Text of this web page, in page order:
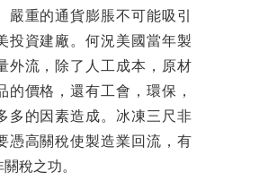
嚴重的通貨膨脹不可能吸引
投資建廠。何況美國當年製
外流，除了人工成本，原材
的價格，還有工會，環保，
多的因素造成。冰凍三尺非
憑高關稅使製造業回流，有
稅之功。